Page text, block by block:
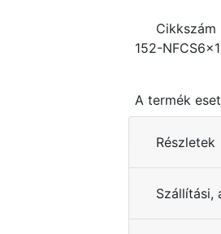
Cikkszám
152-
A termék
Részletek
Szállítási,